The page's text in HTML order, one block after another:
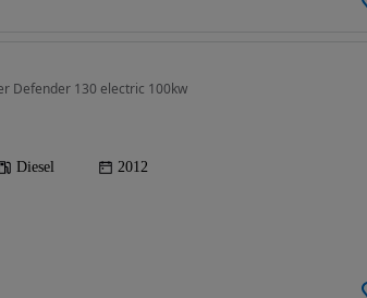
Defender 130 electric 100kw
Diesel 2012